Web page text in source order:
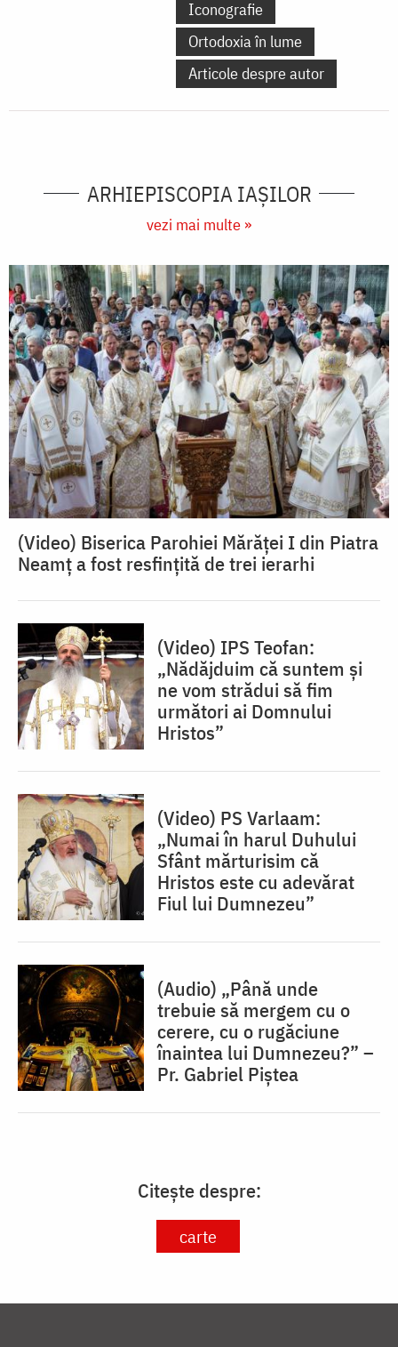
Iconografie
Ortodoxia în lume
Articole despre autor
ARHIEPISCOPIA IAŞILOR
vezi mai multe »
(Video) Biserica Parohiei Mărăței I din Piatra
Neamț a fost resfințită de trei ierarhi
(Video) IPS Teofan:
„Nădăjduim că suntem și
ne vom strădui să fim
următori ai Domnului
Hristos”
(Video) PS Varlaam:
„Numai în harul Duhului
Sfânt mărturisim că
Hristos este cu adevărat
Fiul lui Dumnezeu”
(Audio) „Până unde
trebuie să mergem cu o
cerere, cu o rugăciune
înaintea lui Dumnezeu?” –
Pr. Gabriel Piștea
Citește despre:
carte